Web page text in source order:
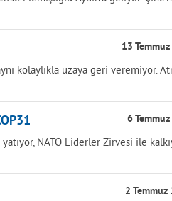
13
kolaylıkla uzaya geri veremiyor.
6
NATO Liderler Zirvesi ile
2 Temmuz